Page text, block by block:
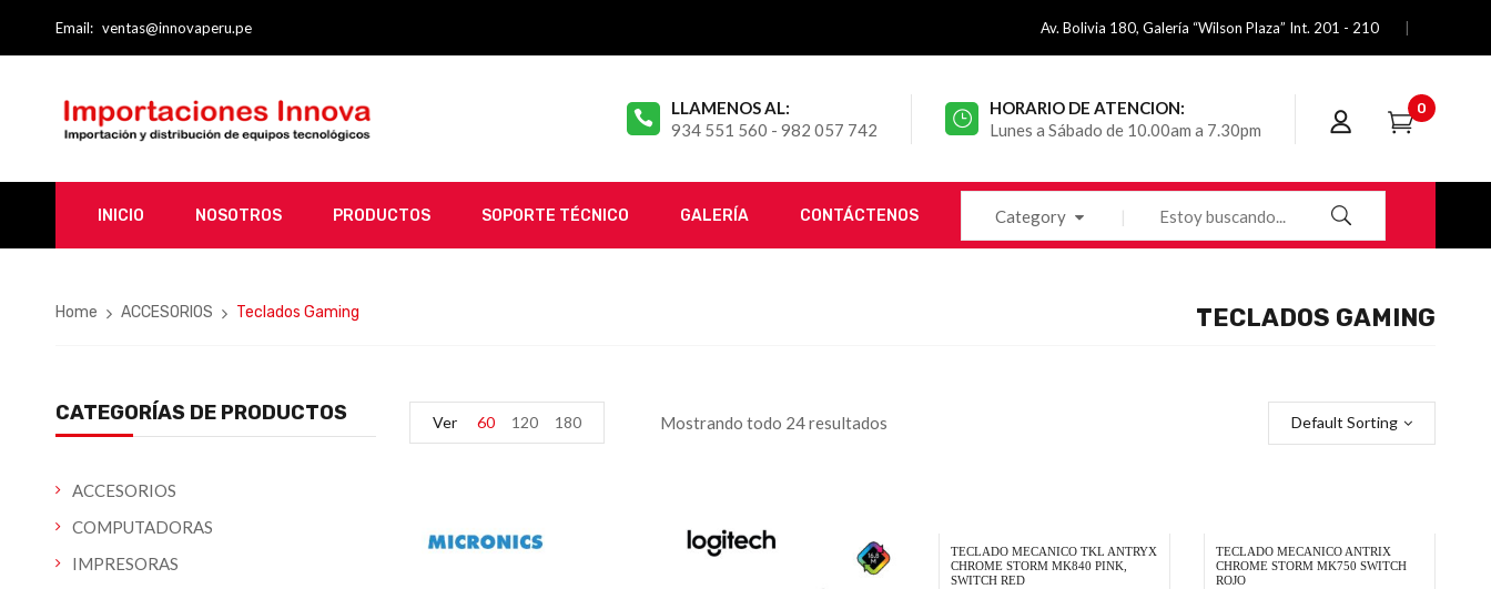
Email: ventas@innovaperu.pe Av. Bolivia 180, Galería “Wilson Plaza” Int. 201 - 210
LLAMENOS AL:
934 551 560 - 982 057 742
HORARIO DE ATENCION:
Lunes a Sábado de 10.00am a 7.30pm
0
INICIO NOSOTROS PRODUCTOS SOPORTE TÉCNICO GALERÍA CONTÁCTENOS Category
Home ACCESORIOS Teclados Gaming TECLADOS GAMING
CATEGORÍAS DE PRODUCTOS
ACCESORIOS
COMPUTADORAS
IMPRESORAS
Mostrando todo 24 resultados Default Sorting
Ver 60 120 180
TECLADO MECANICO TKL ANTRYX
CHROME STORM MK840 PINK,
SWITCH RED
TECLADO MECANICO ANTRIX
CHROME STORM MK750 SWITCH
ROJO